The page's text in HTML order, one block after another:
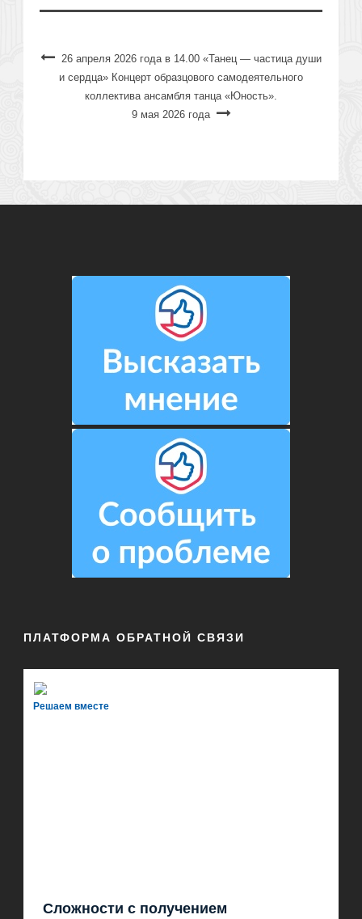
26 апреля 2026 года в 14.00 «Танец — частица души
и сердца» Концерт образцового самодеятельного
коллектива ансамбля танца «Юность».
9 мая 2026 года
ПЛАТФОРМА ОБРАТНОЙ СВЯЗИ
Решаем вместе
Сложности с получением